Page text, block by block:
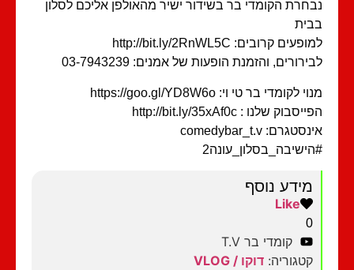
נבחרת הקומדי בר בשידור ישיר מהאולפן אליכם לסלון
בבית
למופעים קרובים: http://bit.ly/2RnWL5C
לבירורים, והזמנת הופעות של אמנים: 03-7943239
מנוי לקומדי בר טי וי: https://goo.gl/YD8W6o
הפייסבוק שלנו : http://bit.ly/35xAf0c
אינסטגרם: comedybar_t.v
#הישיבה_בסלון_עונה2
מידע נוסף
Like
0
קומדי בר T.V
קטגוריה: דוקו / VLOG